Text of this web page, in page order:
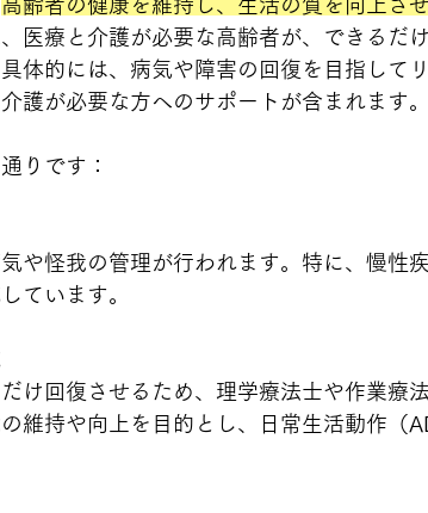
医療と介護が必要な高齢者が、できるだ
体的には、病気や障害の回復を目指して
護が必要な方へのサポートが含まれます。
りです：
や怪我の管理が行われます。特に、慢性
ています。
け回復させるため、理学療法士や作業療
維持や向上を目的とし、日常生活動作（